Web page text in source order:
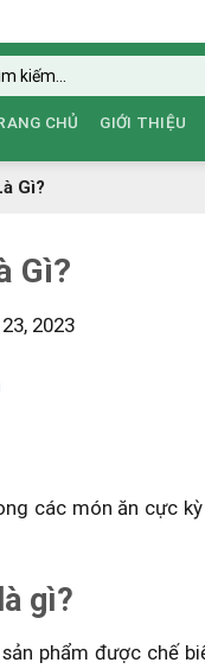
CHỦ
GIỚI THIỆU
Gì?
Gì?
2023
các món ăn cực
gì?
phẩm được chế